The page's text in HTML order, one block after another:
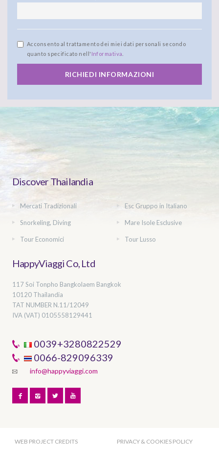
Acconsento al trattamento dei miei dati personali secondo
quanto specificato nell' Informativa
RICHIEDI INFORMAZIONI
Discover Thailandia
Mercati Tradizionali Esc Gruppo in Italiano
Snorkeling, Diving Mare Isole Esclusive
Tour Economici Tour Lusso
HappyViaggi Co, Ltd
117 Soi Tonpho Bangkolaem Bangkok
10120 Thailandia
TAT NUMBER N.11/12049
IVA (VAT) 0105558129441
0039+3280822529
0066-829096339
info@happyviaggi.com
WEB PROJECT CREDITS PRIVACY & COOKIES POLICY